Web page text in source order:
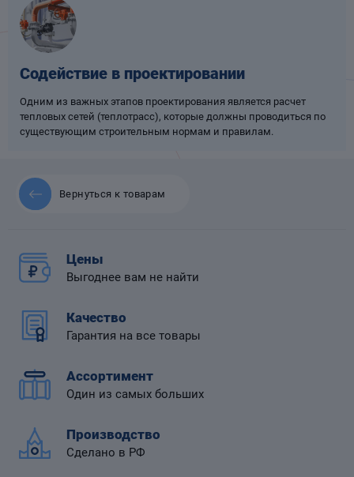
Содействие в проектировании
Одним из важных этапов проектирования является расчет
тепловых сетей (теплотрасс), которые должны проводиться по
существующим строительным нормам и правилам.
Вернуться к товарам
Цены
Выгоднее вам не найти
Качество
Гарантия на все товары
Ассортимент
Один из самых больших
Производство
Сделано в РФ